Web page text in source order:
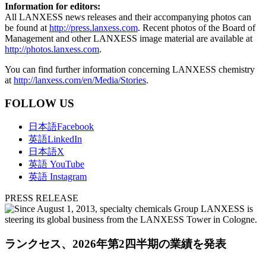
Information for editors:
All LANXESS news releases and their accompanying photos can
be found at http://press.lanxess.com. Recent photos of the Board of
Management and other LANXESS image material are available at
http://photos.lanxess.com.
You can find further information concerning LANXESS chemistry
at http://lanxess.com/en/Media/Stories.
FOLLOW US
日本語Facebook
英語LinkedIn
日本語X
英語 YouTube
英語 Instagram
PRESS RELEASE
ランクセス、2026年第2四半期の業績を発表